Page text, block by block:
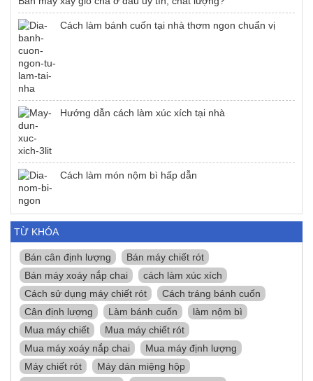
Cách làm bánh cuốn tại nhà thơm ngon chuẩn vị
Hướng dẫn cách làm xúc xích tại nhà
Cách làm món nộm bì hấp dẫn
TỪ KHÓA
Bán cân định lượng
Bán máy chiết rót
Bán máy xoáy nắp chai
cách làm xúc xích
Cách sử dụng máy chiết rót
Cách tráng bánh cuốn
Cân định lượng
Làm bánh cuốn
làm nộm bì
Mua máy chiết
Mua máy chiết rót
Mua máy xoáy nắp chai
Mua máy định lượng
Máy chiết rót
Máy dán miệng hộp